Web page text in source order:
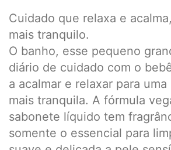
Cuidado que relaxa e
mais tranquilo.
O banho, esse pequeno
diário de cuidado com o
a acalmar e relaxar para
mais tranquila. A fórmula
sabonete líquido tem
somente o essencial para